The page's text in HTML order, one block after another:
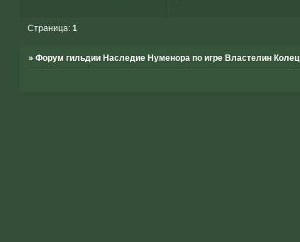
Страница: 1
» Форум гильдии Наследие Нуменора по игре Властелин Колец